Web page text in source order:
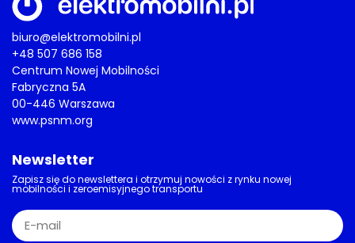
biuro@elektromobilni.pl
+48 507 686 158
Centrum Nowej Mobilności
Fabryczna 5A
00-446 Warszawa
www.psnm.org
Newsletter
Zapisz się do newslettera i otrzymuj nowości z rynku nowej
mobilności i zeroemisyjnego transportu